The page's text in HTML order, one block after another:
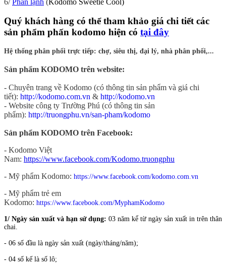
Quý khách hàng có thể tham khảo giá chi tiết các
sản phẩm phấn kodomo hiện có tại đây
Hệ thống phân phối trực tiếp: chợ, siêu thị, đại lý, nhà phân phối,...
Sản phẩm KODOMO trên website:
- Chuyên trang về Kodomo (có thông tin sản phẩm và giá chi
tiết): http://kodomo.com.vn & http://kodomo.vn
- Website công ty Trường Phú (có thông tin sản
phẩm): http://truongphu.vn/san-pham/kodomo
Sản phẩm KODOMO trên Facebook:
- Kodomo Việt
Nam: https://www.facebook.com/Kodomo.truongphu
- Mỹ phẩm Kodomo: https://www.facebook.com/kodomo.com.vn
- Mỹ phẩm trẻ em
Kodomo: https://www.facebook.com/MyphamKodomo
1/ Ngày sản xuất và hạn sử dụng: 03 năm kể từ ngày sản xuất in trên thân
chai.
- 06 số đầu là ngày sản xuất (ngày/tháng/năm);
- 04 số kế là số lô;